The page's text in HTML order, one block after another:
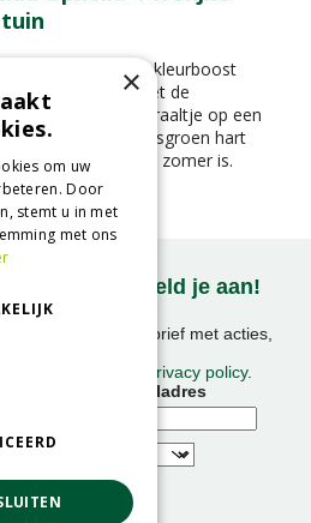
je tuin een flinke kleurboost
Maak kennis met de
– een zonnestraaltje op een
en frisgroen hart
op alsof het altijd zomer is.
ontvangen? Meld je aan!
week onze nieuwsbrief met acties,
op conform onze
privacy policy.
E-mailadres
×
om uw
Door
stemt u in met
met ons